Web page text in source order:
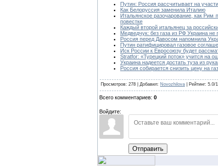
Путин: Россия рассчитывает на
Как Белоруссия заменила Италию
Итальянское разочарование, как Рим
повестке
Каждый второй итальянец за
Медведчук: без газа из РФ Украина
Россия перед Давосом напомнила
Путин ратифицировал газовое
Иск России к Евросоюзу будет
Stratfor: «Турецкий поток» учится на
Украина надеется достать туза из
Россия собирается снизить цену на
Просмотров: 278 | Добавил: Novozhilova | Рейтинг: 5.0/
Всего комментариев: 0
Войдите:
Отправить